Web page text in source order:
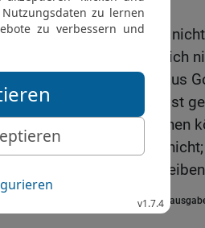
Schaden zu.
Aber die Menschen, die
wurden, änderten sich
und die Götzen aus
anzubeten, diese selbst
noch hören noch gehen
Nein, sie änderten sich
und Unzucht zu
Nachricht Bibel, durchgesehene